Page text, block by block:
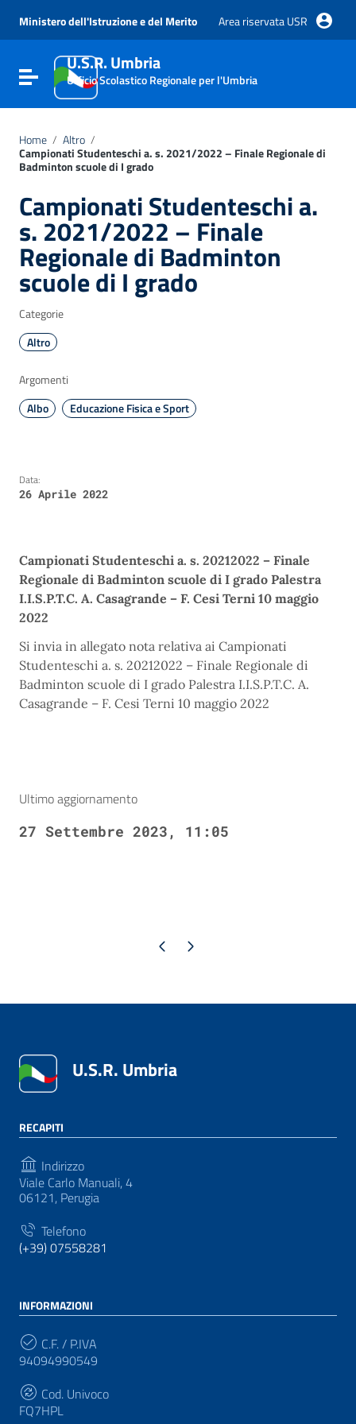
Vai al menu di navigazione
Vai al footer
Ministero dell'Istruzione e del Merito Area riservata USR
Attiva / disattiva la navigazione
U.S.R. Umbria
Ufficio Scolastico Regionale per l'Umbria
Home / Altro /
Campionati Studenteschi a. s. 2021/2022 – Finale Regionale di
Badminton scuole di I grado
Campionati Studenteschi a.
s. 2021/2022 – Finale
Regionale di Badminton
scuole di I grado
Categorie
Altro
Argomenti
Albo
Educazione Fisica e Sport
Data:
26 Aprile 2022
Campionati Studenteschi a. s. 20212022 – Finale
Regionale di Badminton scuole di I grado Palestra
I.I.S.P.T.C. A. Casagrande – F. Cesi Terni 10 maggio
2022
Si invia in allegato nota relativa ai Campionati
Studenteschi a. s. 20212022 – Finale Regionale di
Badminton scuole di I grado Palestra I.I.S.P.T.C. A.
Casagrande – F. Cesi Terni 10 maggio 2022
Ultimo aggiornamento
27 Settembre 2023, 11:05
Pagina precedente
Pagina successiva
U.S.R. Umbria
RECAPITI
Indirizzo
Viale Carlo Manuali, 4
06121, Perugia
Telefono
(+39) 07558281
INFORMAZIONI
C.F. / P.IVA
94094990549
Cod. Univoco
FQ7HPL